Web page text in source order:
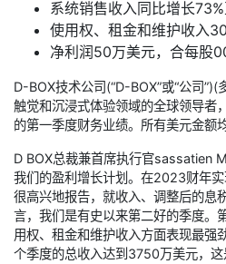
系统销售收入同比增长
使用权、租金和维护收入
净利润50万美元，合每股
D-BOX技术公司(“D-BOX”或“公司
触觉和沉浸式体验领域的全球领导
的第一季度财务业绩。所有美元金额
D BOX总裁兼首席执行官sassatien
我们的盈利增长计划。在2023财年
很高兴地报告，就收入、调整后的息
言，我们是有史以来第二好的季度。
用权、租金和维护收入方面表现最强
个季度的总收入达到3750万美元，